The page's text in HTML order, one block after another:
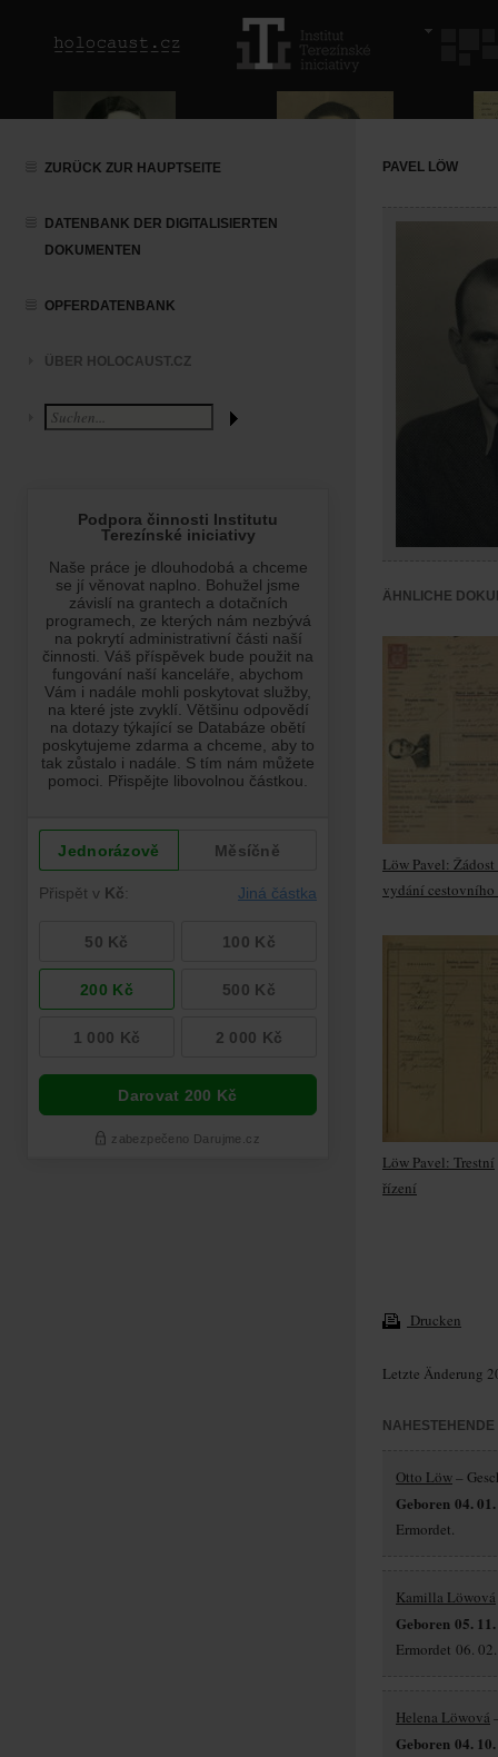
ZURÜCK ZUR HAUPTSEITE
DATENBANK DER DIGITALISIERTEN
DOKUMENTEN
OPFERDATENBANK
ÜBER HOLOCAUST.CZ
PAVEL LÖW
ÄHNLICHE
Löw Pavel: Žádost
vydání cestovního
Löw Pavel: Trestní
řízení
Drucken
Letzte Änderung
Otto Löw–
Geboren 04.
Ermordet.
Kamilla Löwová
Geboren 05.
Ermordet 06.
Helena Löwová
Geboren 04.